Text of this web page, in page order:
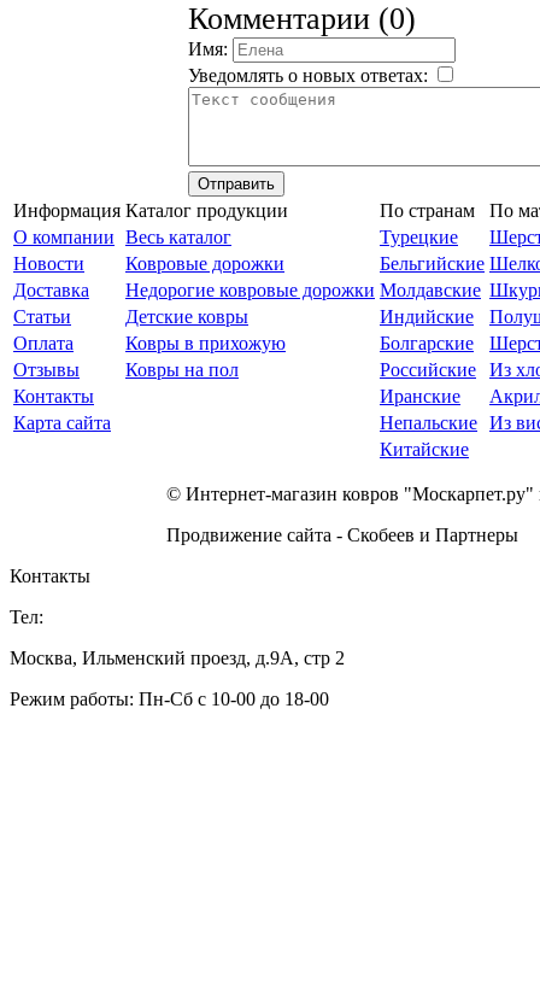
Комментарии (0)
Имя:
Уведомлять о новых ответах:
Отправить
Информация Каталог продукции По странам
По
О компании Весь каталог Турецкие
Новости
Ковровые дорожки Бельгийские
Доставка
Недорогие ковровые дорожки Молдавские
Статьи
Детские ковры Индийские
Оплата
Ковры в прихожую Болгарские
Отзывы
Ковры на пол Российские
Из
Контакты
Иранские
Карта сайта
Непальские Из
Китайские
© Интернет-магазин ковров
Продвижение сайта - Скобеев и Партнеры
Контакты
Тел:
Москва, Ильменский проезд, д.9А, стр 2
Режим работы: Пн-Сб с 10-00 до 18-00